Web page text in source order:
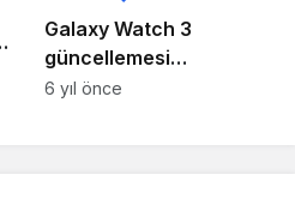
Galaxy Watch 3
güncellemesi
SmartThings Find
6 yıl önce